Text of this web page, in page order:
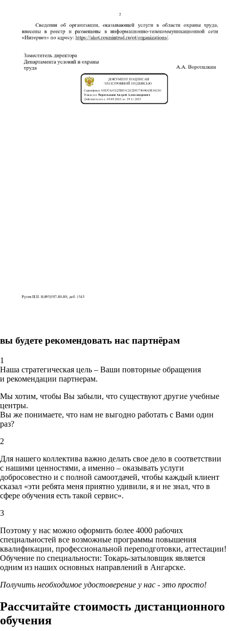
вы будете рекомендовать нас партнёрам
1
Наша стратегическая цель – Ваши повторные обращения
и рекомендации партнерам.
Мы хотим, чтобы Вы забыли, что существуют другие учебные
центры.
Вы же понимаете, что нам не выгодно работать с Вами один
раз?
2
Для нашего коллектива важно делать свое дело в соответствии
с нашими ценностями, а именно – оказывать услуги
добросовестно и с полной самоотдачей, чтобы каждый клиент
сказал «эти ребята меня приятно удивили, я и не знал, что в
сфере обучения есть такой сервис».
3
Поэтому у нас можно оформить более 4000 рабочих
специальностей все возможные программы повышения
квалификации, профессиональной переподготовки, аттестации!
Обучение по специальности: Токарь-затыловщик является
одним из наших основных направлений в Ангарске.
Получить необходимое удостоверение у нас - это просто!
Рассчитайте стоимость дистанционного
обучения